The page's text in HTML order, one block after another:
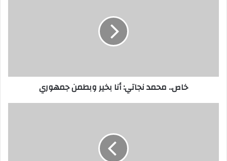
خاص.. محمد نجاتي: أنا بخير وبطمن جمهوري